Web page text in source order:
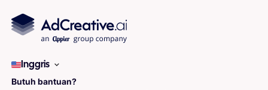
Inggris
Butuh bantuan?